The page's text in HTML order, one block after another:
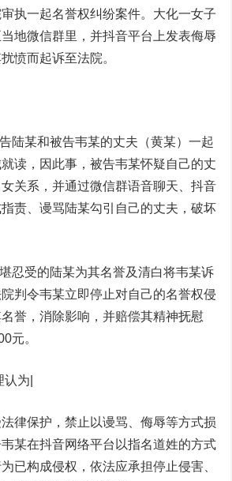
一起名誉权纠纷案件。大化一女子
地微信群里，并抖音平台上发表侮辱
愤而起诉至法院。
某和被告韦某的丈夫（黄某）一起
读，因此事，被告韦某怀疑自己的丈
关系，并通过微信群语音聊天、抖音
责、谩骂陆某勾引自己的丈夫，破坏
受的陆某为其名誉及清白将韦某诉
判令韦某立即停止对自己的名誉权侵
誉，消除影响，并赔偿其精神抚慰
元。
认为|
保护，禁止以谩骂、侮辱等方式损
某在抖音网络平台以指名道姓的方式
已构成侵权，依法应承担停止侵害、